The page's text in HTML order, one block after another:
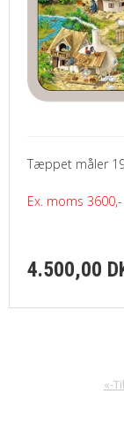
Tæppet måler
Ex. moms
4.500,00
«-